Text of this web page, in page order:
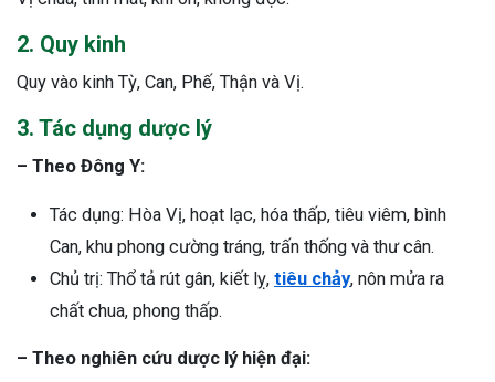
2. Quy kinh
Quy vào kinh Tỳ, Can, Phế, Thận và Vị.
3. Tác dụng dược lý
– Theo Đông Y:
Tác dụng: Hòa Vị, hoạt lạc, hóa thấp, tiêu viêm, bình
Can, khu phong cường tráng, trấn thống và thư cân.
Chủ trị: Thổ tả rút gân, kiết lỵ, tiêu chảy, nôn mửa ra
chất chua, phong thấp.
– Theo nghiên cứu dược lý hiện đại: